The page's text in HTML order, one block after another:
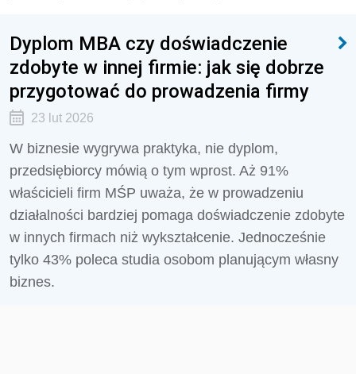
Dyplom MBA czy doświadczenie
zdobyte w innej firmie: jak się dobrze
przygotować do prowadzenia firmy
23 lut 2026
W biznesie wygrywa praktyka, nie dyplom,
przedsiębiorcy mówią o tym wprost. Aż 91%
właścicieli firm MŚP uważa, że w prowadzeniu
działalności bardziej pomaga doświadczenie zdobyte
w innych firmach niż wykształcenie. Jednocześnie
tylko 43% poleca studia osobom planującym własny
biznes.